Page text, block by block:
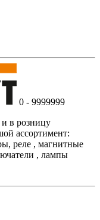
0 - 9999999
в розницу
ассортимент:
реле , магнитные
, лампы